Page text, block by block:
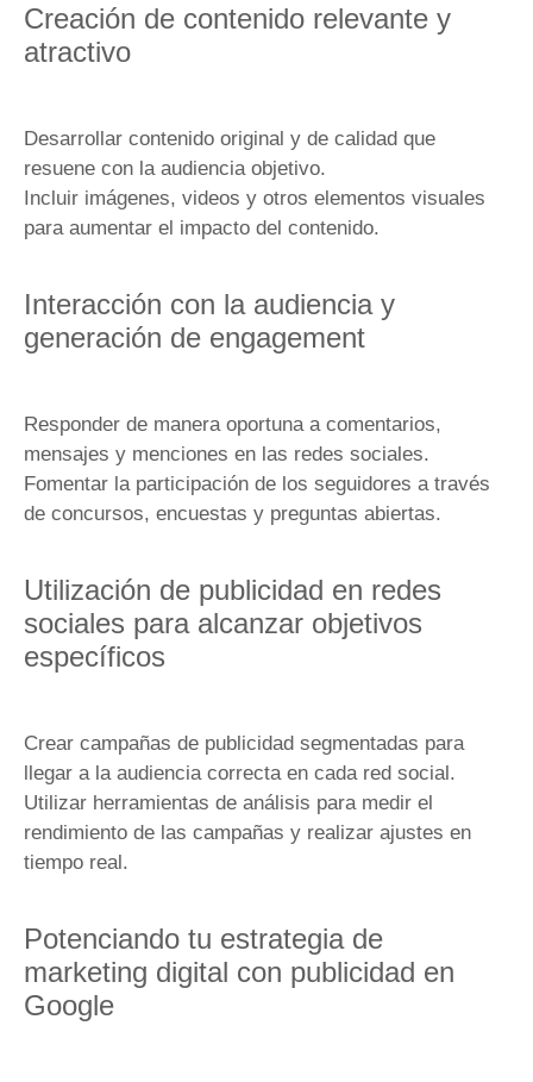
Creación de contenido relevante y
atractivo
Desarrollar contenido original y de calidad que
resuene con la audiencia objetivo.
Incluir imágenes, videos y otros elementos visuales
para aumentar el impacto del contenido.
Interacción con la audiencia y
generación de engagement
Responder de manera oportuna a comentarios,
mensajes y menciones en las redes sociales.
Fomentar la participación de los seguidores a través
de concursos, encuestas y preguntas abiertas.
Utilización de publicidad en redes
sociales para alcanzar objetivos
específicos
Crear campañas de publicidad segmentadas para
llegar a la audiencia correcta en cada red social.
Utilizar herramientas de análisis para medir el
rendimiento de las campañas y realizar ajustes en
tiempo real.
Potenciando tu estrategia de
marketing digital con publicidad en
Google